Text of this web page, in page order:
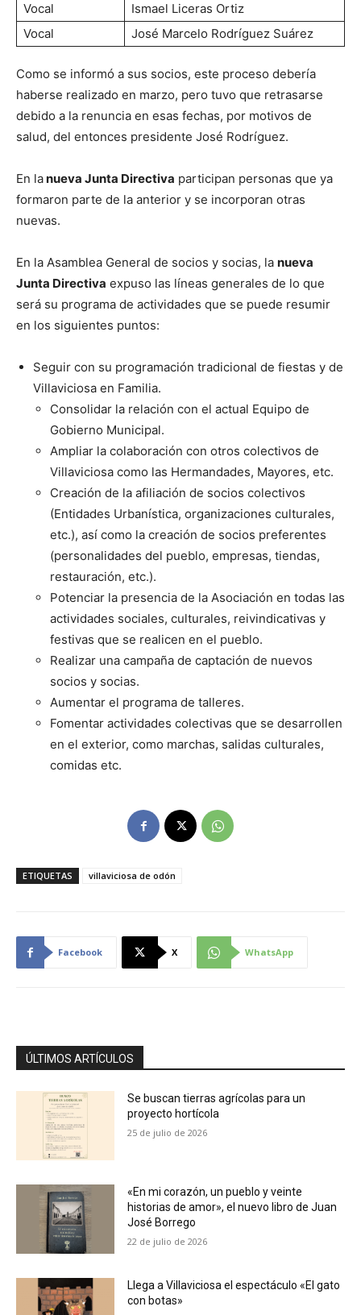
Vocal
Ismael Liceras Ortiz
Vocal
José Marcelo Rodríguez Suárez
Como se informó a sus socios, este proceso debería
haberse realizado en marzo, pero tuvo que retrasarse
debido a la renuncia en esas fechas, por motivos de
salud, del entonces presidente José Rodríguez.
En lanueva Junta Directiva participan personas que ya
formaron parte de la anterior y se incorporan otras
nuevas.
En la Asamblea General de socios y socias, la nueva
Junta Directiva expuso las líneas generales de lo que
será su programa de actividades que se puede resumir
en los siguientes puntos:
Seguir con su programación tradicional de fiestas y de
Villaviciosa en Familia.
Consolidar la relación con el actual Equipo de
Gobierno Municipal.
Ampliar la colaboración con otros colectivos de
Villaviciosa como las Hermandades, Mayores, etc.
Creación de la afiliación de socios colectivos
(Entidades Urbanística, organizaciones culturales,
etc.), así como la creación de socios preferentes
(personalidades del pueblo, empresas, tiendas,
restauración, etc.).
Potenciar la presencia de la Asociación en todas las
actividades sociales, culturales, reivindicativas y
festivas que se realicen en el pueblo.
Realizar una campaña de captación de nuevos
socios y socias.
Aumentar el programa de talleres.
Fomentar actividades colectivas que se desarrollen
en el exterior, como marchas, salidas culturales,
comidas etc.
ETIQUETAS villaviciosa de odón
Facebook X WhatsApp
ÚLTIMOS ARTÍCULOS
Se buscan tierras agrícolas para un
proyecto hortícola
25 de julio de 2026
«En mi corazón, un pueblo y veinte
historias de amor», el nuevo libro de Juan
José Borrego
22 de julio de 2026
Llega a Villaviciosa el espectáculo «El gato
con botas»